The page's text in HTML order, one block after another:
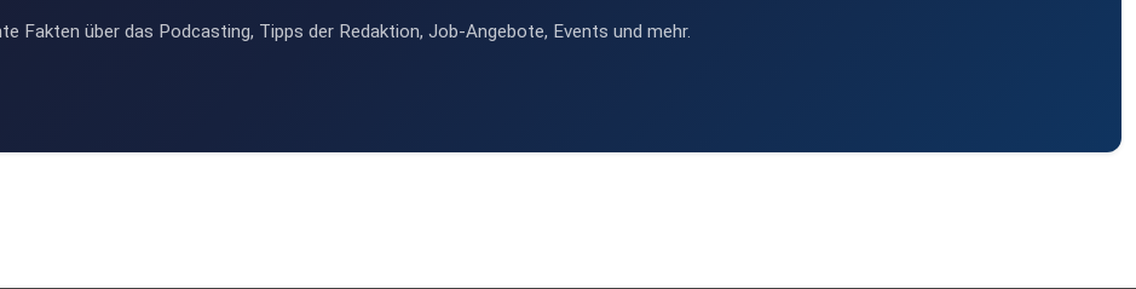
Fakten über das Podcasting, Tipps der Redaktion, Job-Angebote, Events und mehr.